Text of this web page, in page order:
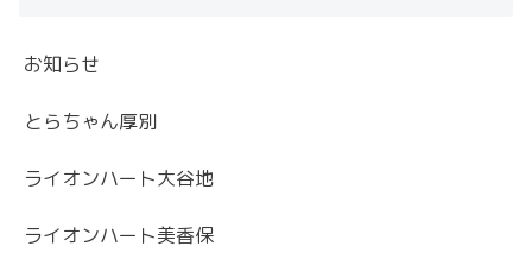
お知らせ
とらちゃん厚別
ライオンハート大谷地
ライオンハート美香保